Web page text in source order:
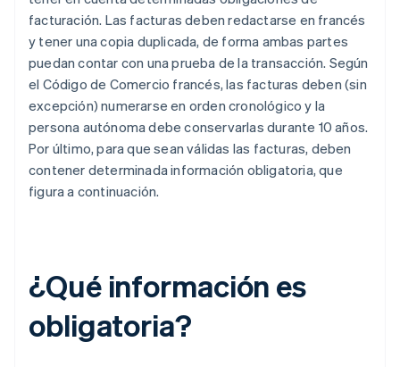
facturación. Las facturas deben redactarse en francés
y tener una copia duplicada, de forma ambas partes
puedan contar con una prueba de la transacción. Según
el Código de Comercio francés, las facturas deben (sin
excepción) numerarse en orden cronológico y la
persona autónoma debe conservarlas durante 10 años.
Por último, para que sean válidas las facturas, deben
contener determinada información obligatoria, que
figura a continuación.
¿Qué información es
obligatoria?